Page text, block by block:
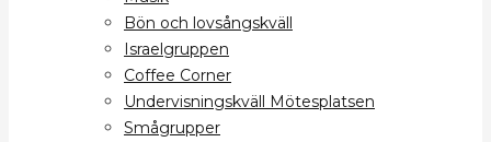
Bön och lovsångskväll
Israelgruppen
Coffee Corner
Undervisningskväll Mötesplatsen
Smågrupper